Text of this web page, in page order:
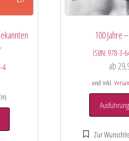
4
100 Jahre
ISBN:978-3-
ab
und inkl.